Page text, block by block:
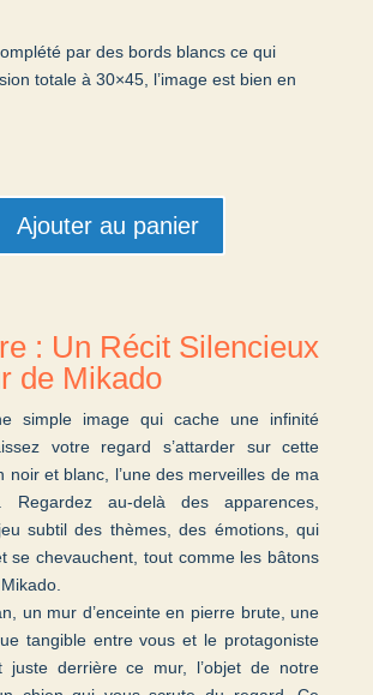
par des bords blancs ce qui
totale à 30×45, l’image est bien en
Ajouter au panier
: Un Récit Silencieux
de Mikado
simple image qui cache une infinité
votre regard s’attarder sur cette
noir et blanc, l’une des merveilles de ma
Regardez au-delà des apparences,
subtil des thèmes, des émotions, qui
se chevauchent, tout comme les bâtons
un mur d’enceinte en pierre brute, une
tangible entre vous et le protagoniste
juste derrière ce mur, l’objet de notre